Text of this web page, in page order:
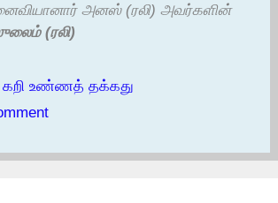
அனஸ் (ரலி) அவர்களின்
(ரலி)
கறி உண்ணத் தக்கது